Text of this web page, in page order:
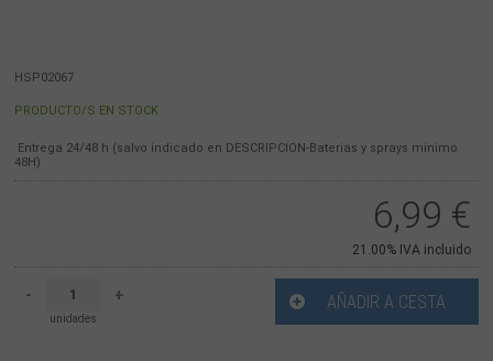
HSP02067
PRODUCTO/S EN STOCK
Entrega 24/48 h (salvo indicado en DESCRIPCION-Baterias y sprays minimo
48H)
6,99 €
21.00% IVA incluido
-
unidades
+ AÑADIR A CESTA